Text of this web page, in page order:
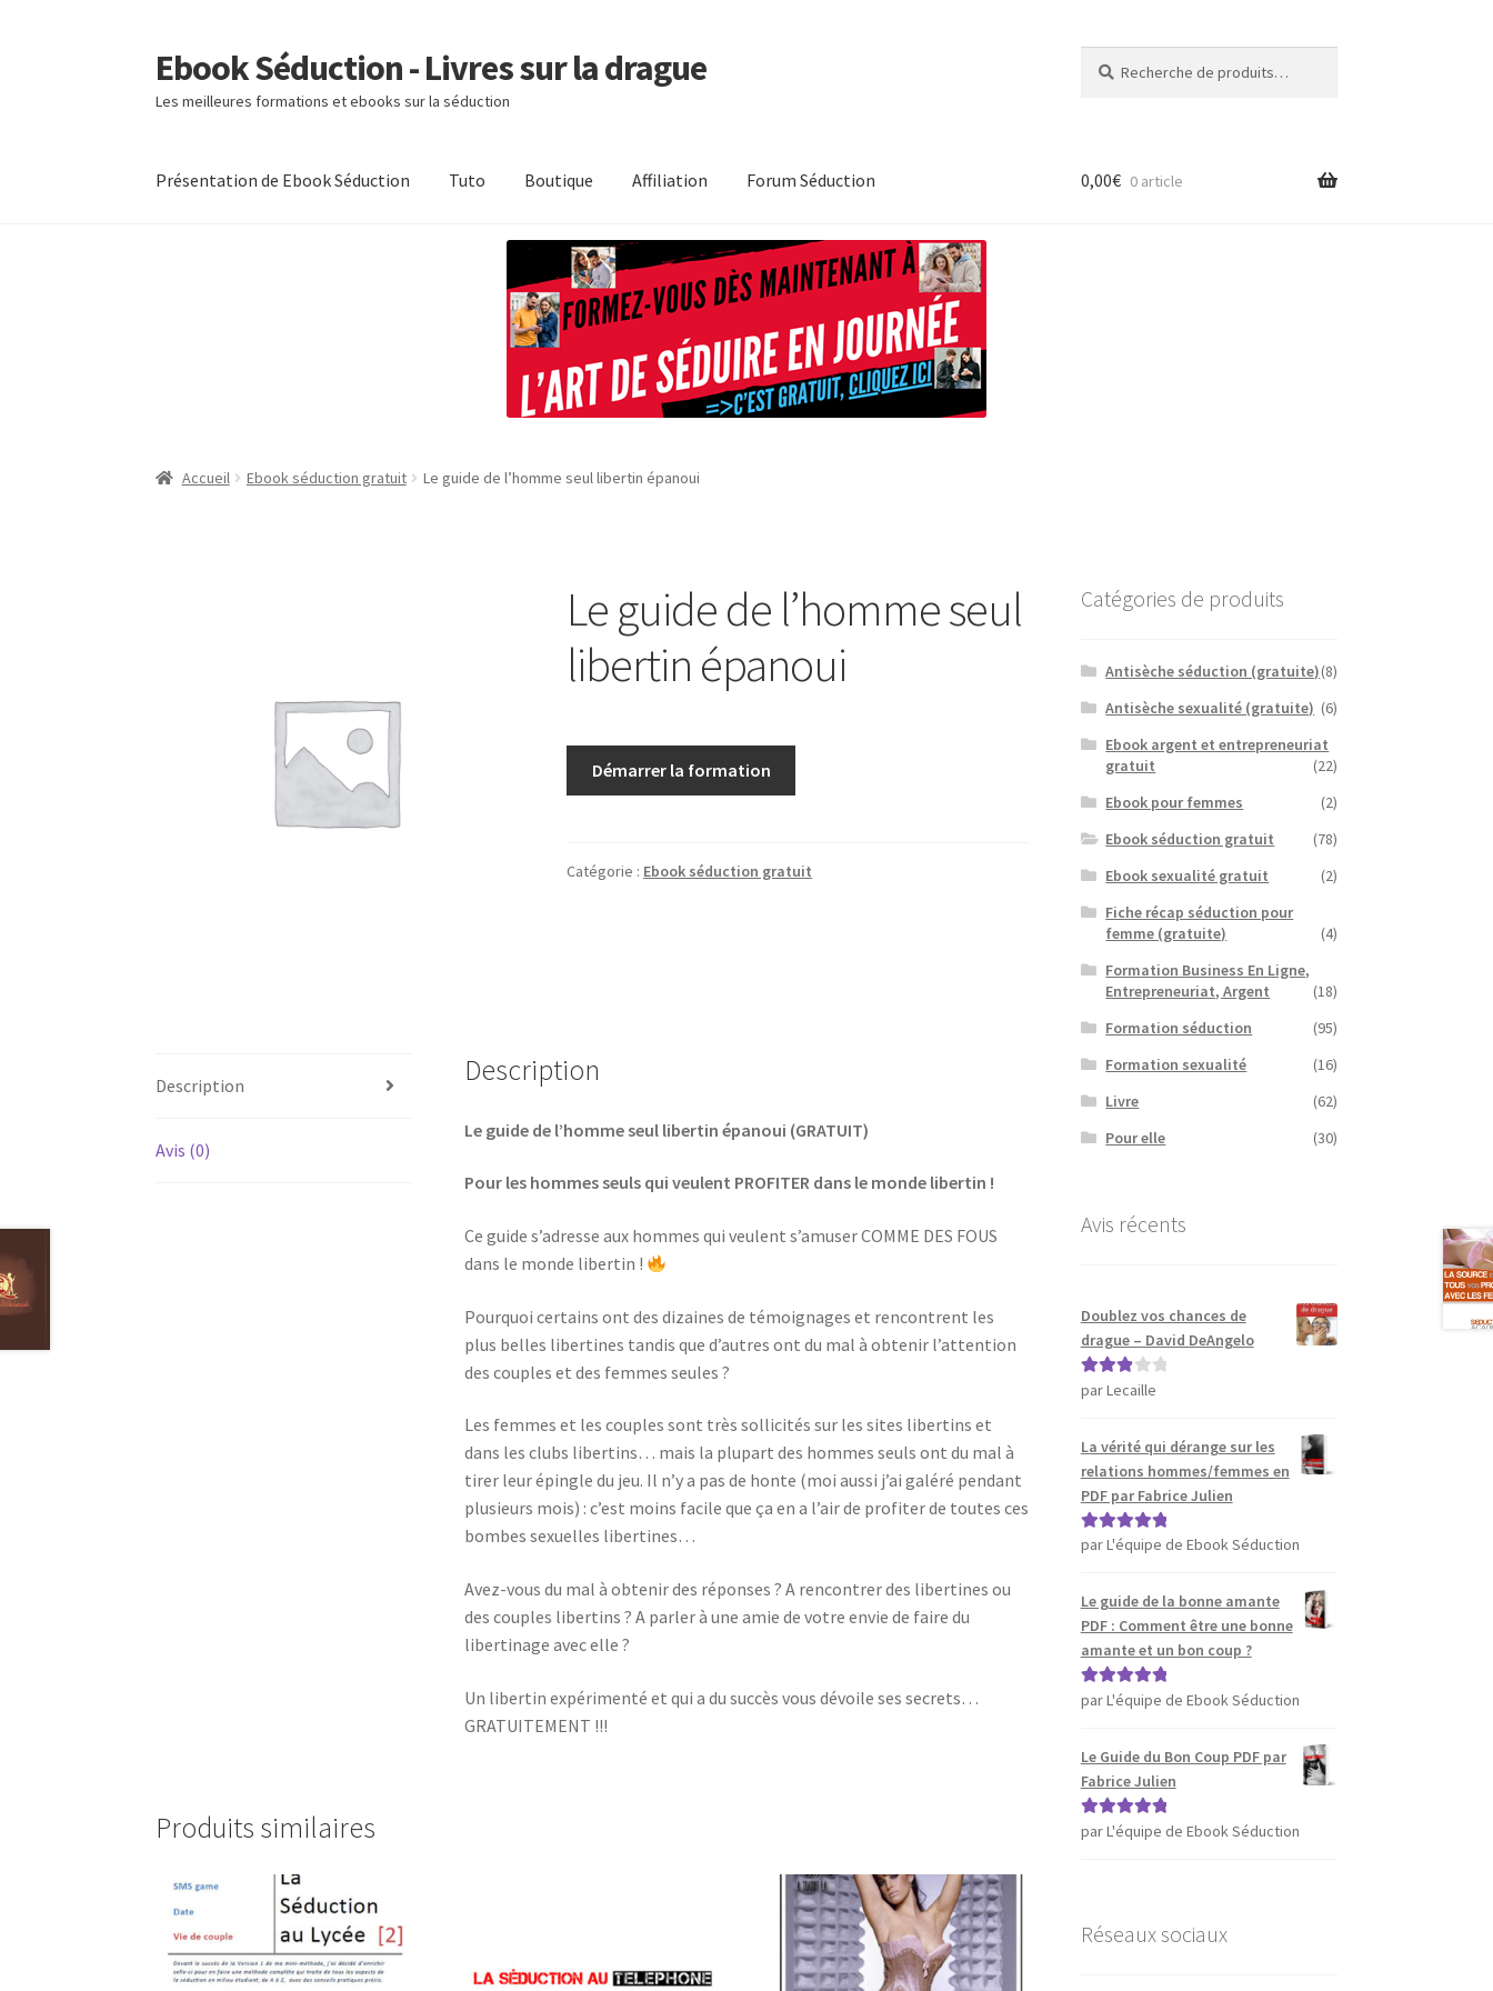
Aller
à
la
Aller
au
contenu
Ebook Séduction - Livres sur la drague
Les meilleures formations et ebooks sur la séduction
pour :
Présentation de Ebook Séduction Tuto Boutique Affiliation Forum Séduction 0,00€ 0 article
Accueil Ebook séduction gratuit Le guide de l’homme seul libertin épanoui
Le guide de l’homme seul
libertin épanoui
Démarrer la formation
Catégorie : Ebook séduction gratuit
Description
Avis (0)
Description
Le guide de l’homme seul libertin épanoui (GRATUIT)
Pour les hommes seuls qui veulent PROFITER dans le monde libertin !
Ce guide s’adresse aux hommes qui veulent s’amuser COMME DES FOUS
dans le monde libertin !
Pourquoi certains ont des dizaines de témoignages et rencontrent les
plus belles libertines tandis que d’autres ont du mal à obtenir l’attention
des couples et des femmes seules ?
Les femmes et les couples sont très sollicités sur les sites libertins et
dans les clubs libertins… mais la plupart des hommes seuls ont du mal à
tirer leur épingle du jeu. Il n’y a pas de honte (moi aussi j’ai galéré pendant
plusieurs mois) : c’est moins facile que ça en a l’air de profiter de toutes ces
bombes sexuelles libertines…
Avez-vous du mal à obtenir des réponses ? A rencontrer des libertines ou
des couples libertins ? A parler à une amie de votre envie de faire du
libertinage avec elle ?
Un libertin expérimenté et qui a du succès vous dévoile ses secrets…
GRATUITEMENT !!!
Produits similaires
Catégories de produits
Antisèche séduction (gratuite)(8)
Antisèche sexualité (gratuite) (6)
Ebook argent et entrepreneuriat
gratuit
(22)
Ebook pour femmes
(2)
Ebook séduction gratuit
(78)
Ebook sexualité gratuit
(2)
Fiche récap séduction pour
femme (gratuite)
(4)
Formation Business En Ligne,
Entrepreneuriat, Argent
(18)
Formation séduction
(95)
Formation sexualité
(16)
Livre
(62)
Pour elle
(30)
Avis récents
Doublez vos chances de
drague – David DeAngelo
Note3
par Lecaille
La vérité qui dérange sur les
relations hommes/femmes en
PDF par Fabrice Julien
Note5sur 5
par L'équipe de Ebook Séduction
Le guide de la bonne amante
PDF : Comment être une bonne
amante et un bon coup ?
Note5sur 5
par L'équipe de Ebook Séduction
Le Guide du Bon Coup PDF par
Fabrice Julien
Note5sur 5
par L'équipe de Ebook Séduction
Réseaux sociaux